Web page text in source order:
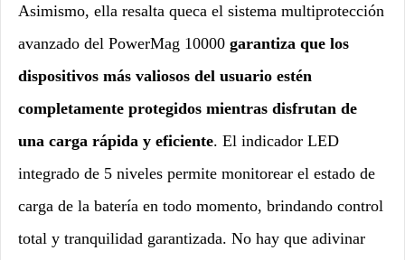
Asimismo, ella resalta queca el sistema multiprotección
avanzado del PowerMag 10000 garantiza que los
dispositivos más valiosos del usuario estén
completamente protegidos mientras disfrutan de
una carga rápida y eficiente. El indicador LED
integrado de 5 niveles permite monitorear el estado de
carga de la batería en todo momento, brindando control
total y tranquilidad garantizada. No hay que adivinar